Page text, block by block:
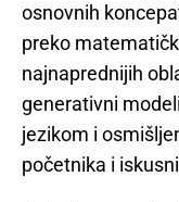
osnovnih
preko
najnaprednijih
generativni
jezikom i
početnika i